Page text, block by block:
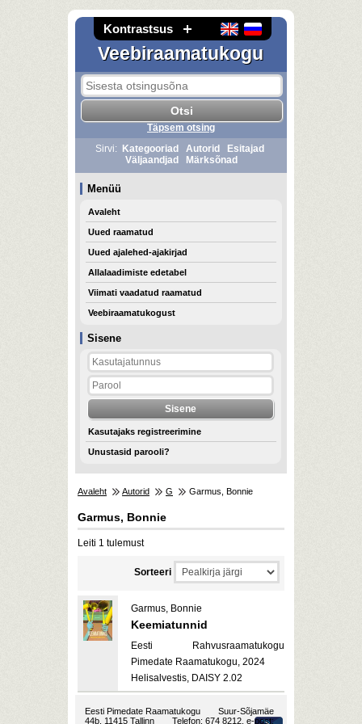
Kontrastsus
Veebiraamatukogu
Sisene
Kasutajaks registreerimine
Unustasid parooli?
Täpsem otsing
Sirvi:
Kategooriad Autorid
Esitajad
Väljaandjad
Märksõnad
Menüü
Avaleht
Uued raamatud
Uued ajalehed-ajakirjad
Allalaadimiste edetabel
Viimati vaadatud raamatud
Veebiraamatukogust
Avaleht Autorid G Garmus, Bonnie
Garmus, Bonnie
Leiti 1 tulemust
Sorteeri
Garmus, Bonnie
Keemiatunnid
Eesti Rahvusraamatukogu
Pimedate Raamatukogu, 2024
Helisalvestis, DAISY 2.02
Eesti Pimedate Raamatukogu
Suur-Sõjamäe
44b, 11415 Tallinn
Telefon: 674 8212, e-post: